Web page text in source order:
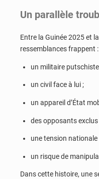
Un parallèle
Entre la Guinée 2025 et
ressemblances frappent :
un militaire
un civil face à lui ;
un appareil d’État
des opposants exclus
une tension nationale
un risque de
Dans cette histoire, une